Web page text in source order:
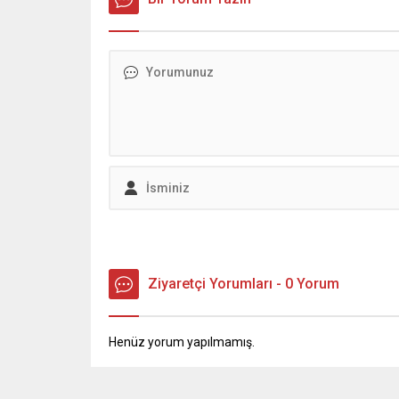
konuşmacı olarak katıldı. Yoğun ilgi
beslemeye devam ediyor”
Ziyaretçi Yorumları - 0 Yorum
Henüz yorum yapılmamış.